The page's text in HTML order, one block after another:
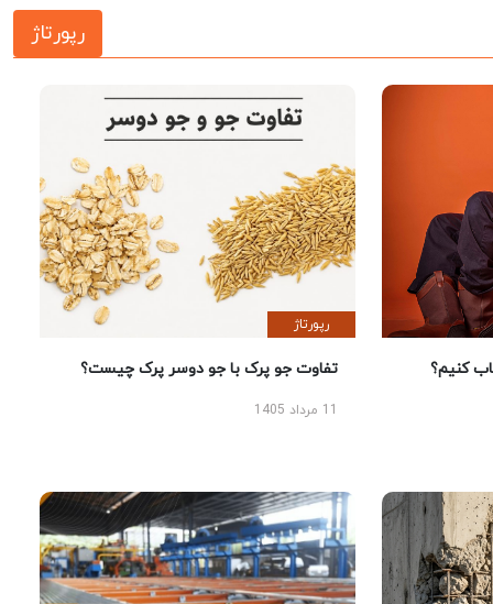
رپورتاژ
کنیم؟
رپورتاژ
تفاوت جو پرک با جو دوسر پرک چیست؟